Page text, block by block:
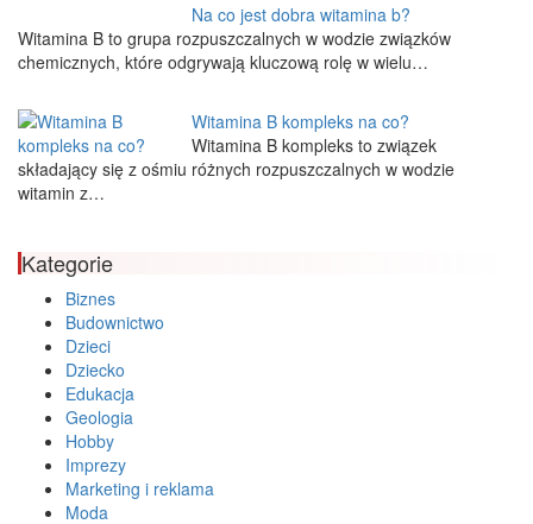
Na co jest dobra witamina b?
Witamina B to grupa rozpuszczalnych w wodzie związków
chemicznych, które odgrywają kluczową rolę w wielu…
Witamina B kompleks na co?
Witamina B kompleks to związek
składający się z ośmiu różnych rozpuszczalnych w wodzie
witamin z…
Kategorie
Biznes
Budownictwo
Dzieci
Dziecko
Edukacja
Geologia
Hobby
Imprezy
Marketing i reklama
Moda